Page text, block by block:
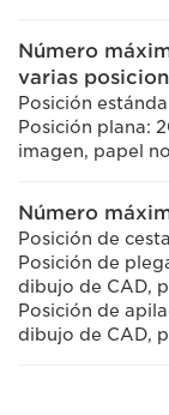
Número
varias
Posición
Posición plana:
imagen, papel
Número
Posición de
Posición de
dibujo de CAD,
Posición de
dibujo de CAD,